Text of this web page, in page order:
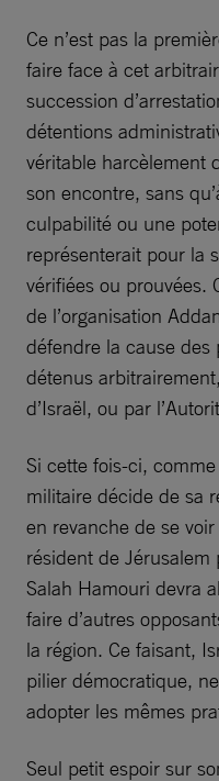
Ce n’est pas la
faire face à cet
succession
détentions
véritable harcèlement
son encontre, sans
culpabilité ou une
représenterait pour la
vérifiées ou prouvées.
de l’organisation
défendre la cause
détenus
d’Israël, ou par
Si cette fois-ci,
militaire décide de sa
en revanche de se
résident de Jérusalem
Salah Hamouri devra
faire d’autres
la région. Ce faisant,
pilier démocratique,
adopter les mêmes
Seul petit espoir sur